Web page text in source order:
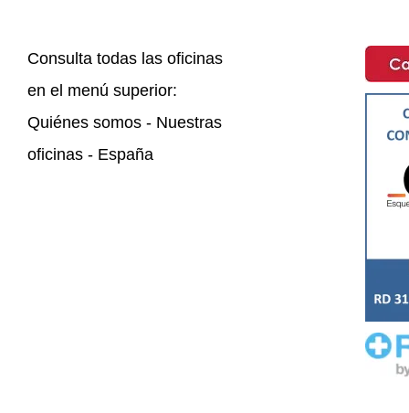
Consulta todas las oficinas
en el menú superior:
Quiénes somos - Nuestras
oficinas - España